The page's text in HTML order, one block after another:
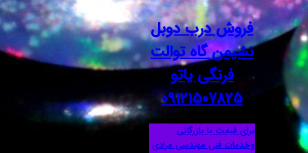
فروش درب دوبل
نشیمن گاه توالت
فرنگی یاتو
09121507825
برای قیمت با بازرگانی
وخدمات فنی مهندسی مرادی